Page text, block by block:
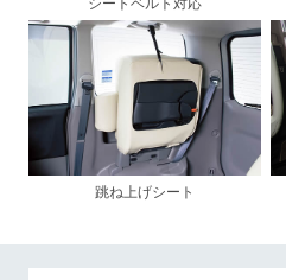
跳ね上げシート